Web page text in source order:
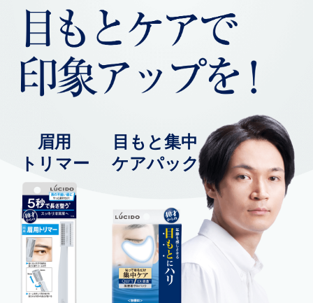
眉用
トリマー
目もと集中
ケアパック